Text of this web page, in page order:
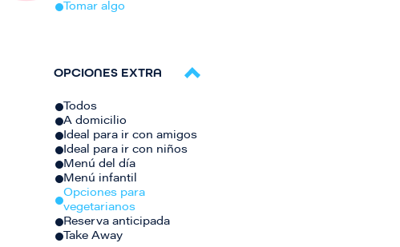
Tomar algo
OPCIONES EXTRA
Todos
A domicilio
Ideal para ir con amigos
Ideal para ir con niños
Menú del día
Menú infantil
Opciones para
vegetarianos
Reserva anticipada
Take Away